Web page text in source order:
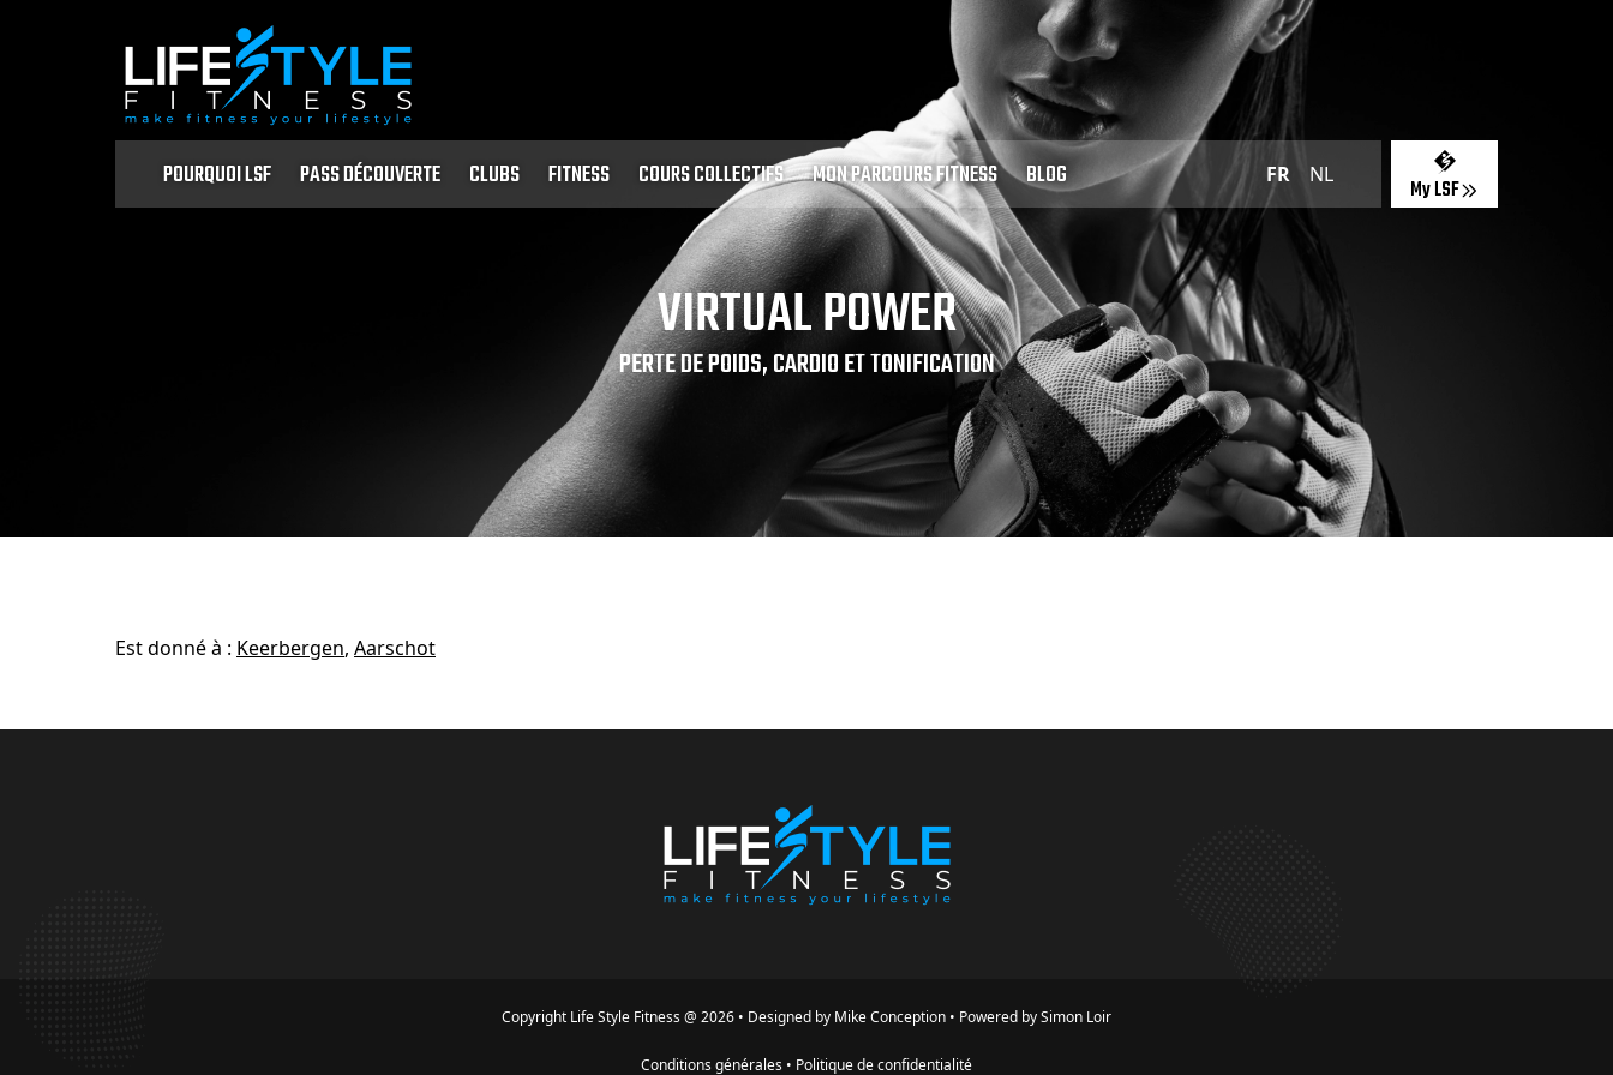
POURQUOI LSF PASS DÉCOUVERTE CLUBS FITNESS COURS COLLECTIFS MON PARCOURS FITNESS BLOG FR NL
My LSF
VIRTUAL POWER
PERTE DE POIDS, CARDIO ET TONIFICATION
Est donné à : Keerbergen, Aarschot
Copyright Life Style Fitness @ 2026 • Designed by Mike Conception • Powered bySimon Loir
Conditions générales • Politique de confidentialité